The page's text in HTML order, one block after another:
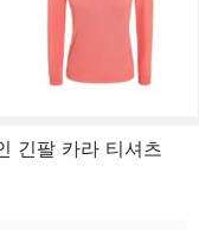
긴팔 카라 티셔츠